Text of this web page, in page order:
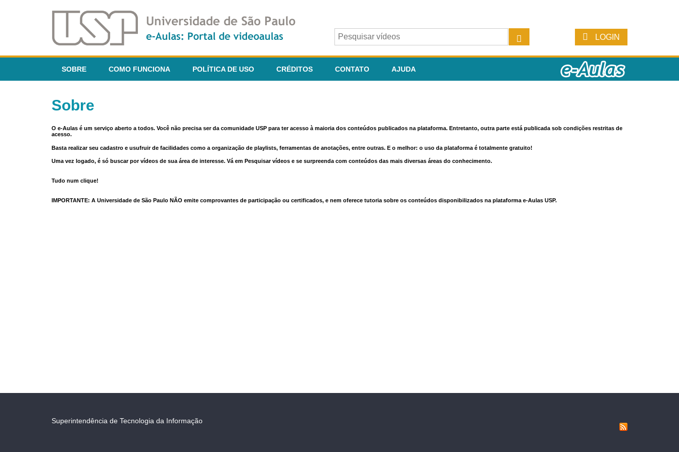
LOGIN
SOBRE COMO FUNCIONA POLÍTICA DE USO CRÉDITOS CONTATO AJUDA
Sobre
O e-Aulas é um serviço aberto a todos. Você não precisa ser da comunidade USP para ter acesso à maioria dos conteúdos publicados na plataforma. Entretanto, outra parte está publicada sob condições restritas de
acesso.
Basta realizar seu cadastro e usufruir de facilidades como a organização de playlists, ferramentas de anotações, entre outras. E o melhor: o uso da plataforma é totalmente gratuito!
Uma vez logado, é só buscar por vídeos de sua área de interesse. Vá em Pesquisar vídeos e se surpreenda com conteúdos das mais diversas áreas do conhecimento.
Tudo num clique!
IMPORTANTE: A Universidade de São Paulo NÃO emite comprovantes de participação ou certificados, e nem oferece tutoria sobre os conteúdos disponibilizados na plataforma e-Aulas USP.
Superintendência de Tecnologia da Informação